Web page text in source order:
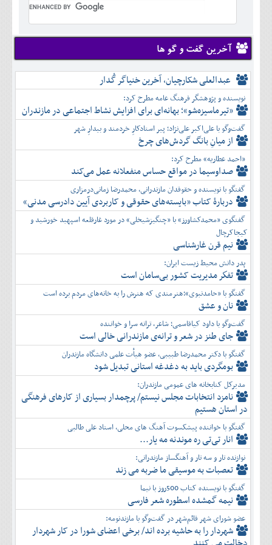
دی
بهمن
اسفند
آبان
آذر
دی
بهمن
اسفند
شهريور
مهر
آبان
آذر
دی
بهمن
اسفند
تير
مرداد
شهريور
مهر
آبان
آذر
دی
بهمن
اسفند
آخرین گفت و گو ها
عبدالعلی شکارچیان، آخرین خنیاگر گُدار
نویسنده و پژوهشگر فرهنگ عامه مطرح کرد:
«تیرماسیزه‌شو»؛ بهانه‌ای برای افزایش نشاط اجتماعی در مازندران
گفت‌وگو با علی‌اکبر علی‌نژاد؛ پیر استادکارِ خردمند و بیدارِ شهر
از میانِ بانگ گردش‌های چرخ
«احمد عطاریه» مطرح کرد:
صداوسیما در مواقع حساس منفعلانه عمل می‌کند
گفتگو با نویسنده و حقوقدان مازندرانی، محمدرضا زمانی‌درمزاری
دربارۀ کتاب ”بایسته‌های حقوقی و کاربردی آیین دادرسی مدنی»
گفتگوی «محمدکشاورز» با «چنگیزشیخلی» در مورد غارقلعه اسپهبد خورشید و
کیجاکرچال
نیم قرن غارشناسی
پدر دانش محیط زیست ایران:
تفكر مديريت کشور بی‌سامان است
گفتگو با «حامدنبوی»؛هنرمندی که هنرش را به خانه‌های مردم برده است
نان و عشق
گفت‌وگو با داود کیاقاسمی؛ شاعر، ترانه سرا و خواننده
جای طنز در شعر و ترانه‌ی مازندرانی خالی است
گفتگو با دکتر محمدرضا طبیبی، عضو هیأت علمی دانشگاه مازندران
بومگردی باید به دغدغه استانی تبدیل شود
مدیرکل کتابخانه های عمومی مازندران:
نامزد انتخابات مجلس نیستم/ پرچمدار بسیاری از کارهای فرهنگی
در استان هستیم
گفتگو با خواننده پیشکسوت آهنگ های محلی، استاد علی طالبی
انار تی‌تی ره موندنه مه یار...
نوازنده تار و سه تار و آهنگساز مازندرانی:
تعصبات به موسیقی ما ضربه می زند
گفتگو با نویسنده کتاب 500روز با نیما
نیمه گمشده اسطوره شعر فارسی
عضو شورای شهر قائم‌شهر در گفت‌و‌گو با مازندنومه:
شهردار را به حاشیه برده اند/ برخی اعضای شورا در کار شهردار